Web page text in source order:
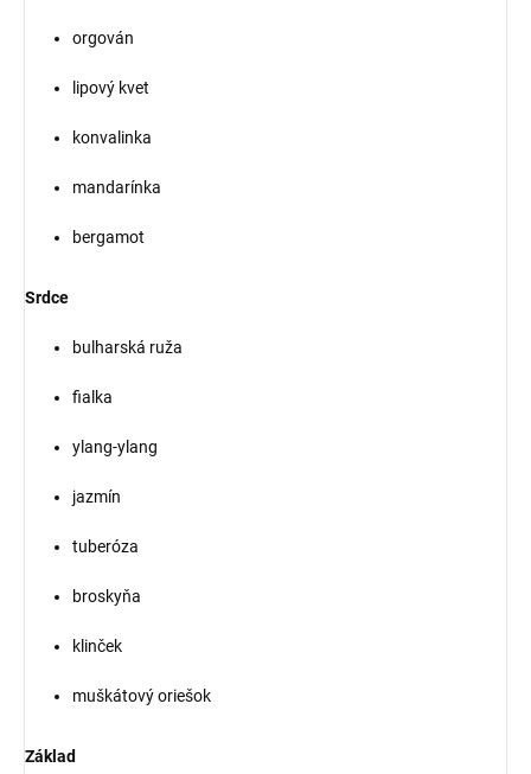
orgován
lipový kvet
konvalinka
mandarínka
bergamot
Srdce
bulharská ruža
fialka
ylang-ylang
jazmín
tuberóza
broskyňa
klinček
muškátový oriešok
Základ